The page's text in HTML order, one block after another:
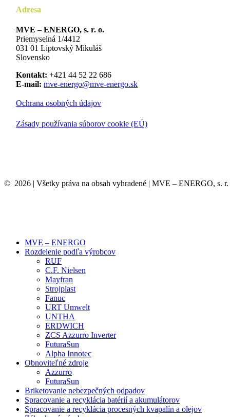
Adresa
MVE – ENERGO, s. r. o.
Priemyselná 1/4412
031 01 Liptovský Mikuláš
Slovensko
Kontakt:+421 44 52 22 686
E-mail: mve-energo@mve-energo.sk
Ochrana osobných údajov
Zásady používania súborov cookie (EÚ)
© 2026 | Všetky práva na obsah vyhradené | MVE – ENERGO, s. r.
Close
Menu
MVE – ENERGO
Rozdelenie podľa výrobcov
RUF
C.F. Nielsen
Mayfran
Strojplast
Fanuc
URT Umwelt
UNTHA
ERDWICH
ZCS Azzurro Inverter
FuturaSun
Alpha Innotec
Obnoviteľné zdroje
Azzurro
FuturaSun
Briketovanie nebezpečných odpadov
Spracovanie a recyklácia batérií a akumulátorov
Spracovanie a recyklácia procesných kvapalín a olejov